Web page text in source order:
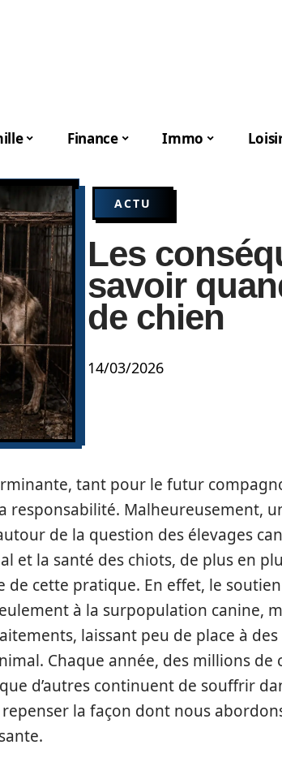
Finance Immo
ACTU
Les
savoir
de chien
14/03/2026
tant pour le futur
responsabilité. Malheureusement,
de la question des élevages
et la santé des chiots, de plus en
de cette pratique. En effet, le
à la surpopulation canine,
laissant peu de place à des
Chaque année, des millions de
d’autres continuent de souffrir
la façon dont nous